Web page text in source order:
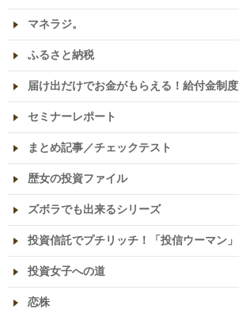
マネラジ。
ふるさと納税
届け出だけでお金がもらえる！給付金制度
セミナーレポート
まとめ記事／チェックテスト
歴女の投資ファイル
ズボラでも出来るシリーズ
投資信託でプチリッチ！「投信ウーマン」
投資女子への道
恋株